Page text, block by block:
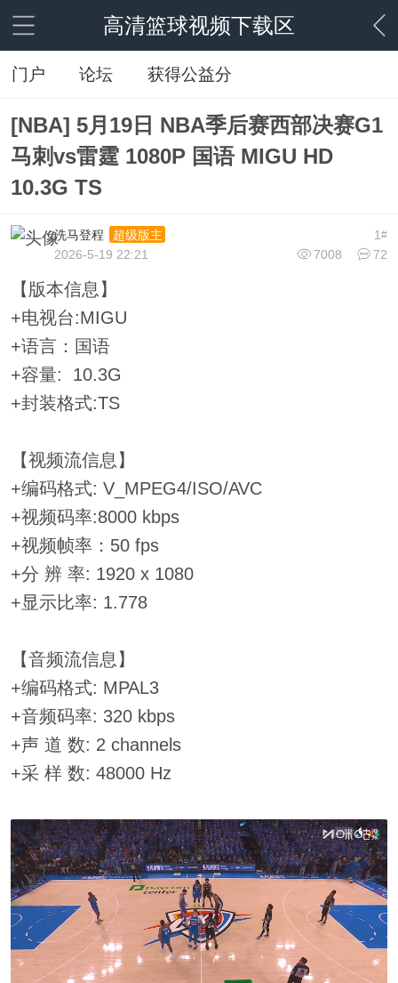
高清篮球视频下载区
门户 论坛 获得公益分
[NBA] 5月19日 NBA季后赛西部决赛G1
马刺vs雷霆 1080P 国语 MIGU HD
10.3G TS
1#
洗马登程
超级版主
7008
72
2026-5-19 22:21
【版本信息】
+电视台:MIGU
+语言：国语
+容量: 10.3G
+封装格式:TS
【视频流信息】
+编码格式: V_MPEG4/ISO/AVC
+视频码率:8000 kbps
+视频帧率：50 fps
+分 辨 率: 1920 x 1080
+显示比率: 1.778
【音频流信息】
+编码格式: MPAL3
+音频码率: 320 kbps
+声 道 数: 2 channels
+采 样 数: 48000 Hz